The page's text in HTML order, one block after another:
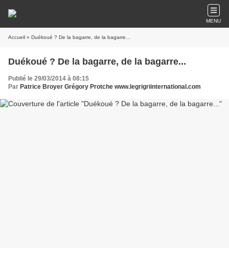
MENU
Accueil » Duékoué ? De la bagarre, de la bagarre...
Duékoué ? De la bagarre, de la bagarre...
Publié le 29/03/2014 à 08:15
Par Patrice Broyer Grégory Protche www.legrigriinternational.com